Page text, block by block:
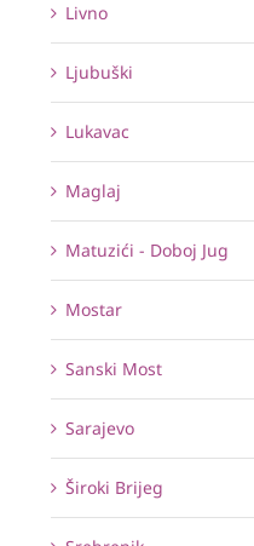
Livno
Ljubuški
Lukavac
Maglaj
Matuzići - Doboj Jug
Mostar
Sanski Most
Sarajevo
Široki Brijeg